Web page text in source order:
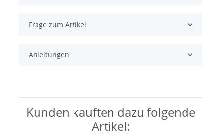
Frage zum Artikel
Anleitungen
Kunden kauften dazu folgende
Artikel: